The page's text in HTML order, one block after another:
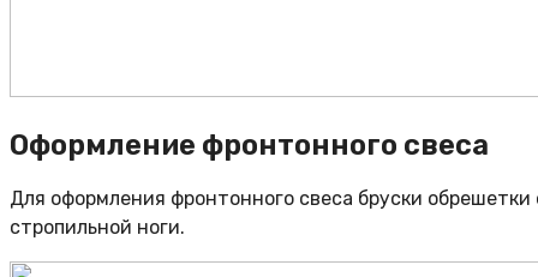
Оформление фронтонного свеса
Для оформления фронтонного свеса бруски
стропильной ноги.